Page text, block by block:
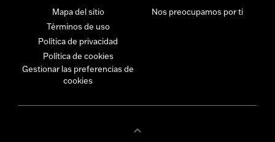
Mapa del sitio
Términos de uso
Política de privacidad
Política de cookies
Gestionar las preferencias de
cookies
Nos preocupamos por ti